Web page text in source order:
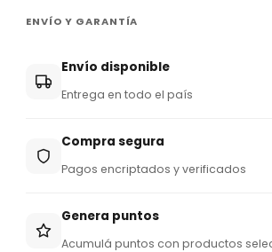
ENVÍO Y GARANTÍA
Envío disponible
Entrega en todo el país
Compra segura
Pagos encriptados y verificados
Genera puntos
Acumulá puntos con productos